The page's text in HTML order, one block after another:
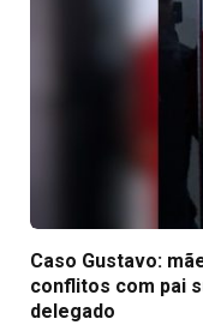
Caso Gustavo:
conflitos com pai
delegado